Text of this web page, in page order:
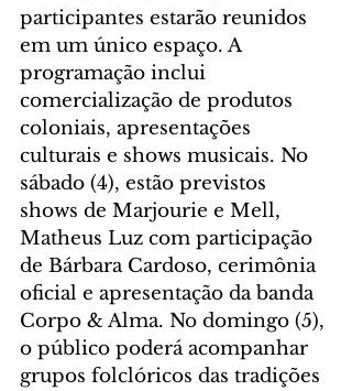
participantes estarão reunidos
em um único espaço. A
programação inclui
comercialização de produtos
coloniais, apresentações
culturais e shows musicais. No
sábado (4), estão previstos
shows de Marjourie e Mell,
Matheus Luz com participação
de Bárbara Cardoso, cerimônia
oficial e apresentação da banda
Corpo & Alma. No domingo (5),
o público poderá acompanhar
grupos folclóricos das tradições